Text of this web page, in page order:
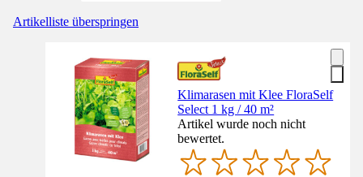
Artikelliste überspringen
Klimarasen mit Klee FloraSelf
Select 1 kg / 40 m²
Artikel wurde noch nicht
bewertet.